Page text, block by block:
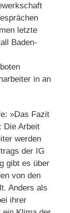
letzte
Baden-
in an
»Das Fazit
Die Arbeit
werden
der IG
gibt es über
von den
Anders als
ihrer